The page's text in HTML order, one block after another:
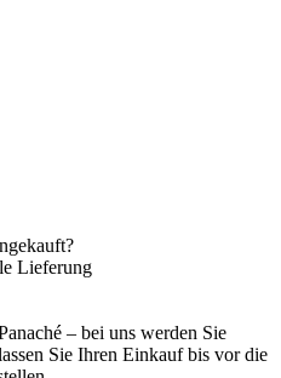
Lieferung
– bei uns werden Sie
Sie Ihren Einkauf bis vor die